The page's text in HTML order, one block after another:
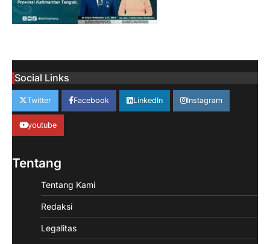
Social Links
Twitter Facebook LinkedIn Instagram
youtube
Tentang
Tentang Kami
Redaksi
Legalitas